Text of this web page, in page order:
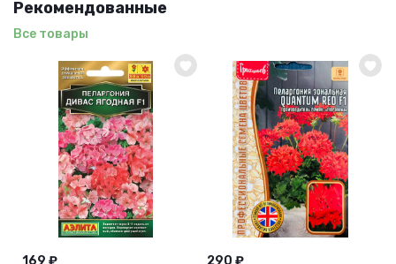
Рекомендованные
Все товары
169 ₽
290 ₽